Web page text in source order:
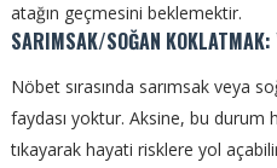
atağın geçmesini beklemektir.
SARIMSAK/SOĞAN KOKLATMAK:
Nöbet sırasında sarımsak veya
faydası yoktur. Aksine, bu durum
tıkayarak hayati risklere yol